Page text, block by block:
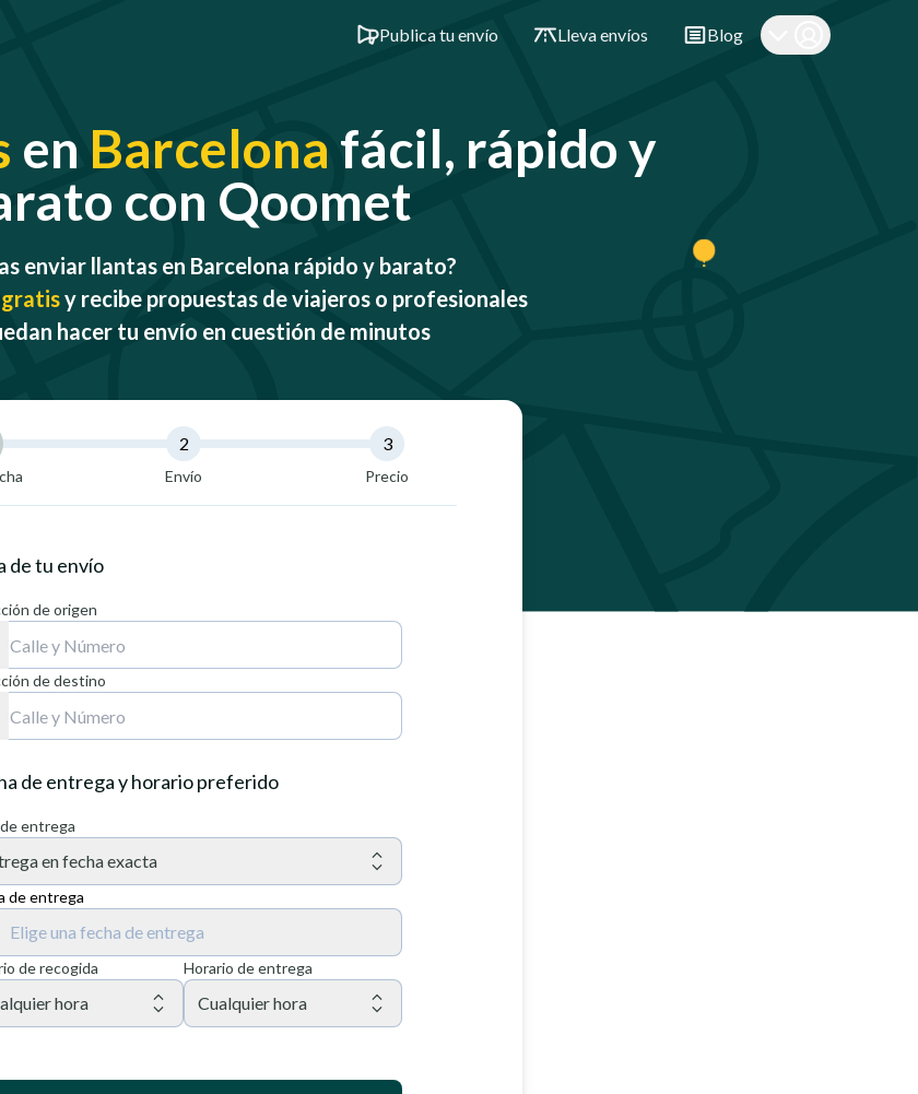
Publica tu envío Lleva envíos Blog
en Barcelona fácil, rápido y
con Qoomet
enviar llantas en Barcelona rápido y barato?
y recibe propuestas de viajeros o profesionales
hacer tu envío en cuestión de minutos
2
Envío
3
Precio
de tu envío
de origen
de destino
de entrega y horario preferido
entrega
en fecha exacta
de entrega
Elige una fecha de entrega
de recogida
hora
Horario de entrega
Cualquier hora